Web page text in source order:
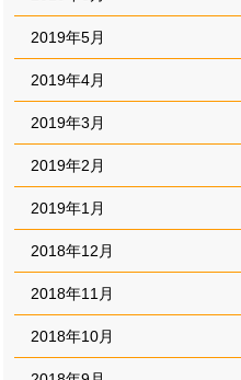
2019年5月
2019年4月
2019年3月
2019年2月
2019年1月
2018年12月
2018年11月
2018年10月